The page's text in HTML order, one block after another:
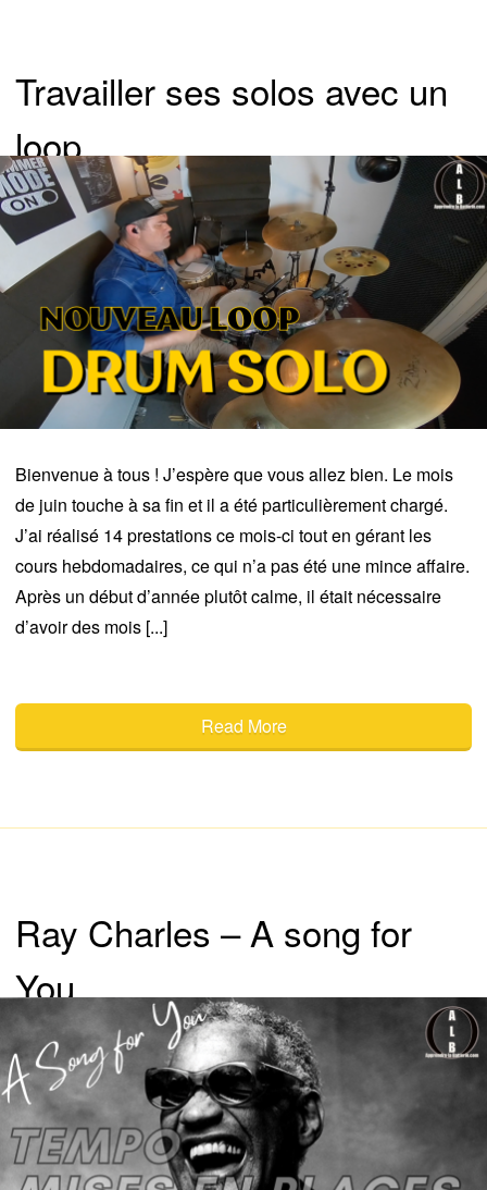
Travailler ses solos avec un
loop
Bienvenue à tous ! J’espère que vous allez bien. Le mois
de juin touche à sa fin et il a été particulièrement chargé.
J’ai réalisé 14 prestations ce mois-ci tout en gérant les
cours hebdomadaires, ce qui n’a pas été une mince affaire.
Après un début d’année plutôt calme, il était nécessaire
d’avoir des mois [...]
Read More
Ray Charles – A song for
You